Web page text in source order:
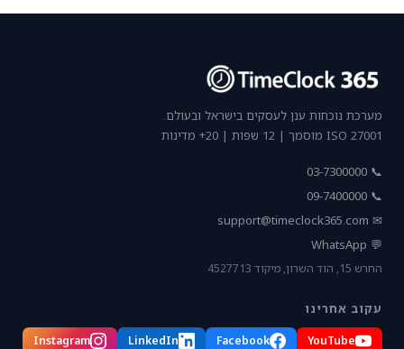
מערכת נוכחות ענן לעסקים בישראל ובעולם.
ISO 27001 מוסמך | 12 שפות | 20+ מדינות
📞 03-7300000
📞 09-7400000
✉
support@timeclock365.com
💬 WhatsApp
החרש 15, הוד השרון, מיקוד 4527713
עקוב אחרינו
YouTube
Facebook
LinkedIn
Instagram